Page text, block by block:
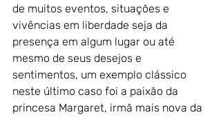
de muitos eventos, situações e
vivências em liberdade seja da
presença em algum lugar ou até
mesmo de seus desejos e
sentimentos, um exemplo clássico
neste último caso foi a paixão da
princesa Margaret, irmã mais nova da